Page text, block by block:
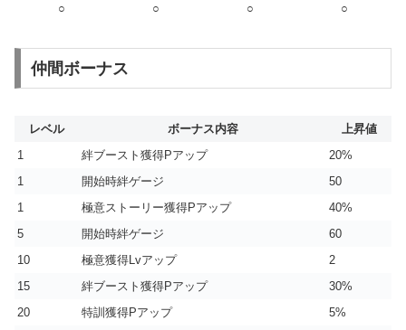
○
○ ○ ○
仲間ボーナス
レベル ボーナス内容
上昇値
1
絆ブースト獲得Pアップ
20%
1
開始時絆ゲージ
50
1
極意ストーリー獲得Pアップ
40%
5
開始時絆ゲージ
60
10
極意獲得Lvアップ
2
15
絆ブースト獲得Pアップ
30%
20
特訓獲得Pアップ
5%